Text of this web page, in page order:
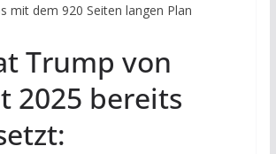
mit dem 920 Seiten langen Plan
Trump von
2025 bereits